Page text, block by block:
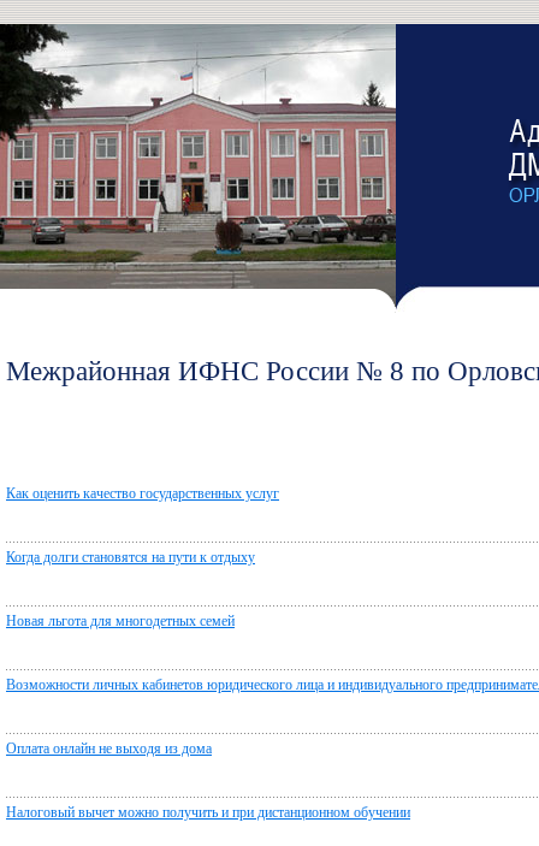
Межрайонная ИФНС России № 8 по
Как оценить качество государственных услуг
Когда долги становятся на пути к отдыху
Новая льгота для многодетных семей
Возможности личных кабинетов юридического лица и индивидуального
Оплата онлайн не выходя из дома
Налоговый вычет можно получить и при дистанционном обучении